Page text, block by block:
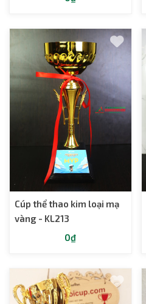
Cúp thể thao kim loại mạ
vàng - KL213
0₫